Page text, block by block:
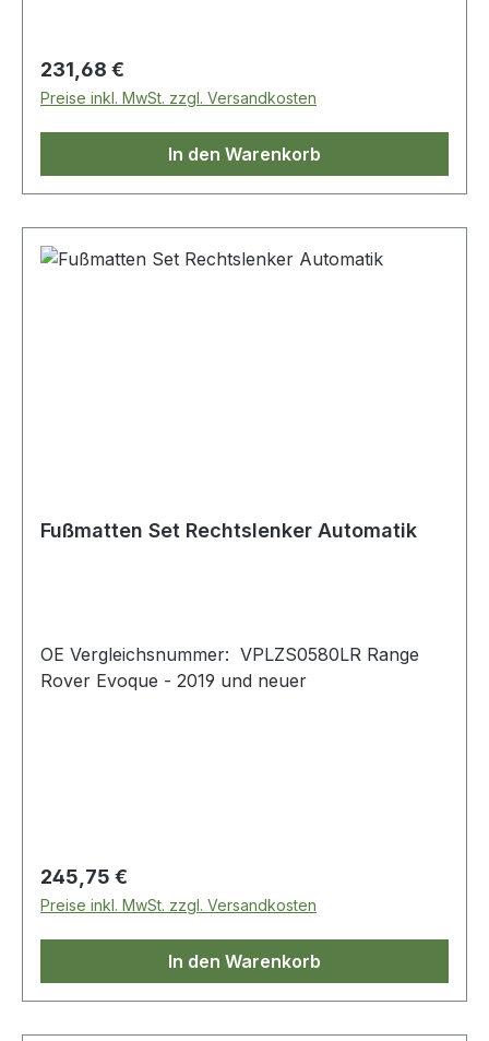
Regulärer Preis:
231,68 €
Preise inkl. MwSt. zzgl. Versandkosten
In den Warenkorb
Fußmatten Set Rechtslenker Automatik
OE Vergleichsnummer: VPLZS0580LR Range
Rover Evoque - 2019 und neuer
Regulärer Preis:
245,75 €
Preise inkl. MwSt. zzgl. Versandkosten
In den Warenkorb